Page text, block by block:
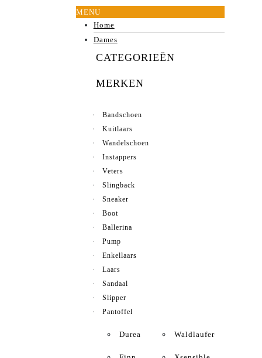
MENU
Home
Dames
CATEGORIEËN
MERKEN
Bandschoen
Kuitlaars
Wandelschoen
Instappers
Veters
Slingback
Sneaker
Boot
Ballerina
Pump
Enkellaars
Laars
Sandaal
Slipper
Pantoffel
Durea Waldlaufer